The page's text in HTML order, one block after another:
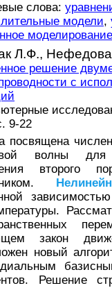
слова:
модели,
моделирование
Л.Ф.,
решение
с
9-22
посвящена
волны
второго
закон
новый
Решение